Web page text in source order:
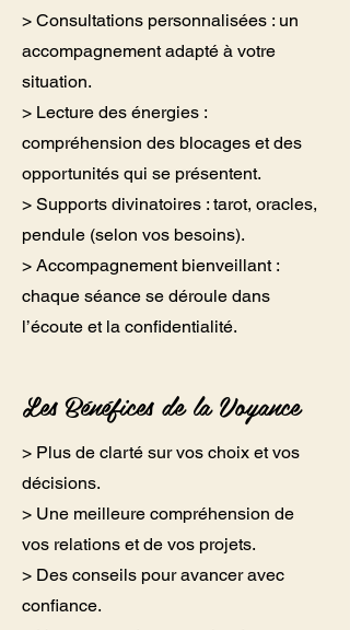
> Consultations personnalisées : un
accompagnement adapté à votre
situation.
> Lecture des énergies :
compréhension des blocages et des
opportunités qui se présentent.
> Supports divinatoires : tarot, oracles,
pendule (selon vos besoins).
> Accompagnement bienveillant :
chaque séance se déroule dans
l’écoute et la confidentialité.
Les Bénéfices de la Voyance
> Plus de clarté sur vos choix et vos
décisions.
> Une meilleure compréhension de
vos relations et de vos projets.
> Des conseils pour avancer avec
confiance.